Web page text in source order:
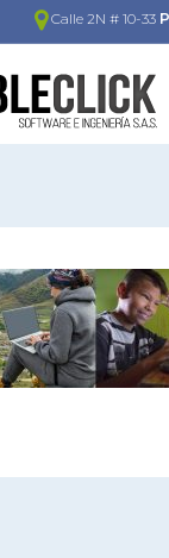
Calle 2N # 10-33